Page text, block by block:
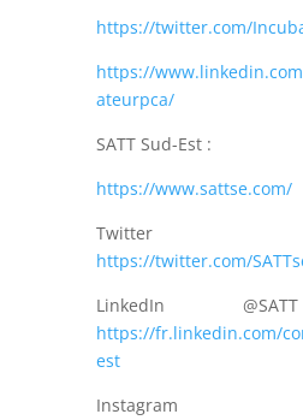
https://twitter.com/
https://
ateurpca/
SATT Sud-Est :
https://www.sattse.com/
Twitter
https://twitter.com/
LinkedIn
https://fr.linkedin.com/
est
Instagram